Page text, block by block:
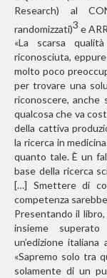
Research) al
randomizzati)3 e
«La scarsa
riconosciuta,
molto poco
per trovare una
riconoscere,
qualcosa che va
della cattiva
la ricerca in
quanto tale. È un
base della ricerca
[…] Smettere di
competenza
Presentando il
insieme
un’edizione
«Sapremo solo tra
solamente di un